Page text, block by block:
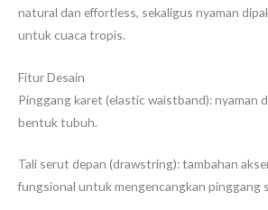
natural dan effortless, sekaligus nyaman
untuk cuaca tropis.
Fitur Desain
Pinggang karet (elastic waistband): nyaman
bentuk tubuh.
Tali serut depan (drawstring): tambahan
fungsional untuk mengencangkan pinggang